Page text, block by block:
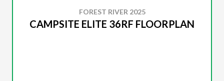
FOREST RIVER 2025
CAMPSITE ELITE 36RF FLOORPLAN